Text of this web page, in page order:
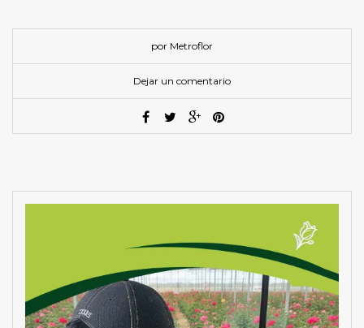
por Metroflor
Dejar un comentario